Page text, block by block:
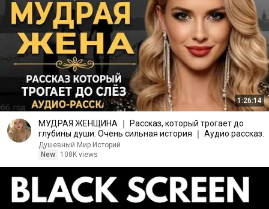
1:26:14
МУДРАЯ ЖЕНЩИНА ｜ Рассказ, который трогает до
глубины души. Очень сильная история ｜ Аудио рассказ.
Душевный Мир Историй
New
108K views